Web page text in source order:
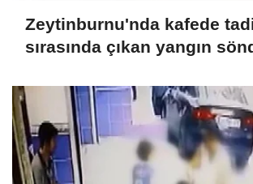
Zeytinburnu'nda kafede
sırasında çıkan yangın